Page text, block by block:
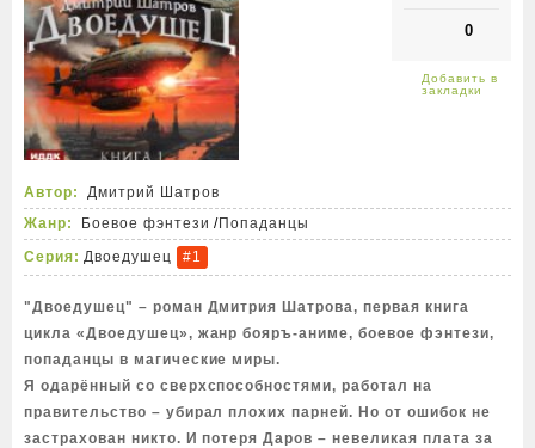
0
Автор:
Дмитрий Шатров
Жанр:
Боевое фэнтези /Попаданцы
Серия: Двоедушец #1
"Двоедушец" – роман Дмитрия Шатрова, первая книга
цикла «Двоедушец», жанр бояръ-аниме, боевое фэнтези,
попаданцы в магические миры.
Я одарённый со сверхспособностями, работал на
правительство – убирал плохих парней. Но от ошибок не
застрахован никто. И потеря Даров – невеликая плата за